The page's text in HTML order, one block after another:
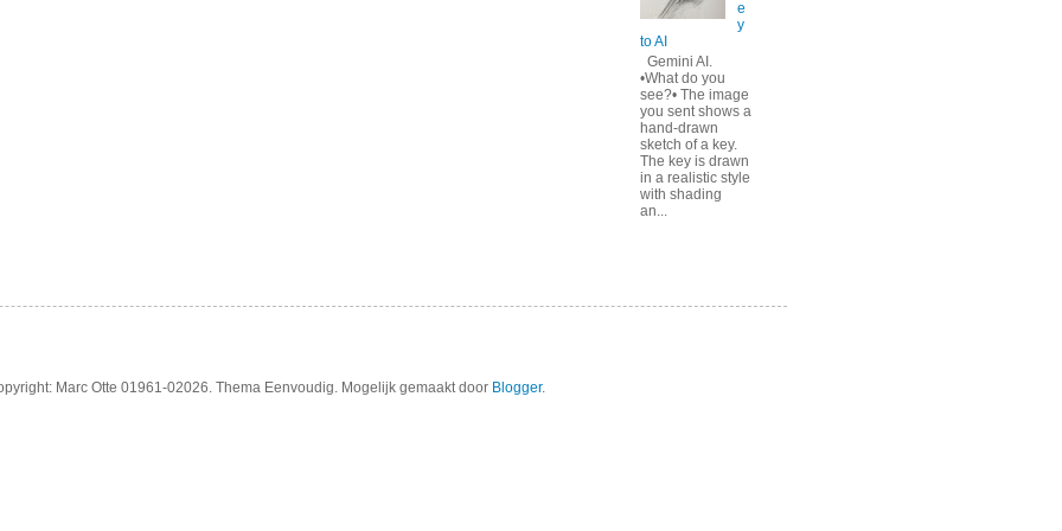
e
y
to AI
Gemini AI.
•What do you
see?• The image
you sent shows a
hand-drawn
sketch of a key.
The key is drawn
in a realistic style
with shading
an...
Marc Otte 01961-02026. Thema Eenvoudig. Mogelijk gemaakt door Blogger.